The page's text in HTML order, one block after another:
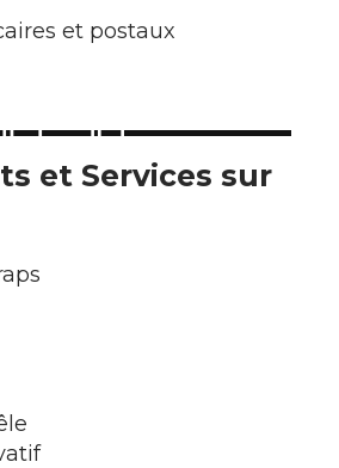
et postaux
et Services sur